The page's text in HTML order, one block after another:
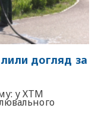
догляд за
у ХТМ